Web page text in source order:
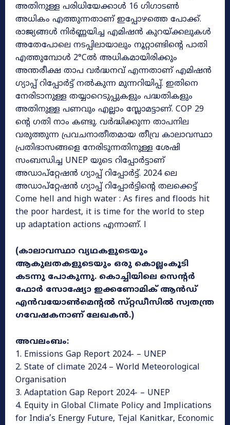
അതിനുള്ള പരിധിയേക്കാൾ 16 ഗിഗാടൺ
അധികം എത്തുന്നതാണ് ഇപ്പോഴത്തെ പോക്ക്.
രാജ്യങ്ങൾ നിർണ്ണയിച്ച എമിഷൻ കുറയ്ക്കലുകൾ
അതേപോലെ നടപ്പിലായാലും നൂറ്റാണ്ടിന്റെ പാതി
എത്തുമ്പോൾ 2°Cൽ അധികമായിരിക്കും
അന്തരീക്ഷ താപ വർദ്ധനവ് എന്നതാണ് എമിഷൻ
ഗ്യാപ്പ് റിപ്പോർട്ട് നൽകുന്ന മുന്നറിയിപ്പ്. ഇതിനെ
നേരിടാനുള്ള തയ്യാറെടുപ്പുകളും പദ്ധതികളും
അതിനുള്ള പണവും എല്ലാം സ്ലോമട്ടാണ്. COP 29
ന്റെ ഗതി നാം കണ്ടു. വർദ്ധിക്കുന്ന താപനില
വരുത്തുന്ന പ്രവചനാതീതമായ തീവ്ര കാലാവസ്ഥാ
പ്രതിഭാസങ്ങളെ നേരിടുന്നതിനുള്ള ശേഷി
സംബന്ധിച്ച UNEP യുടെ റിപ്പോർട്ടാണ്
അഡാപ്റ്റേഷൻ ഗ്യാപ്പ് റിപ്പോർട്ട്. 2024 ലെ
അഡാപ്റ്റേഷൻ ഗ്യാപ്പ് റിപ്പോർട്ടിന്റെ തലക്കെട്ട്
Come hell and high water : As fires and floods hit
the poor hardest, it is time for the world to step
up adaptation actions എന്നാണ്. l
(കാലാവസ്ഥാ വ്യഥകളുടെയും
ആകുലതകളുടെയും ഒരു കൊല്ലംകൂടി
കടന്നു പോകുന്നു. കൊച്ചിയിലെ സെന്റർ
ഫോർ സോഷ്യോ ഇക്കണോമിക്‌ ആൻഡ്‌
എൻവയോൺമെന്റൽ സ്‌റ്റഡീസിൽ സ്വതന്ത്ര
ഗവേഷകനാണ് ലേഖകൻ.)
അവലംബം:
1. Emissions Gap Report 2024- – UNEP
2. State of climate 2024 – World Meteorological
Organisation
3. Adaptation Gap Report 2024- – UNEP
4. Equity in Global Climate Policy and Implications
for India’s Energy Future, Tejal Kanitkar, Economic